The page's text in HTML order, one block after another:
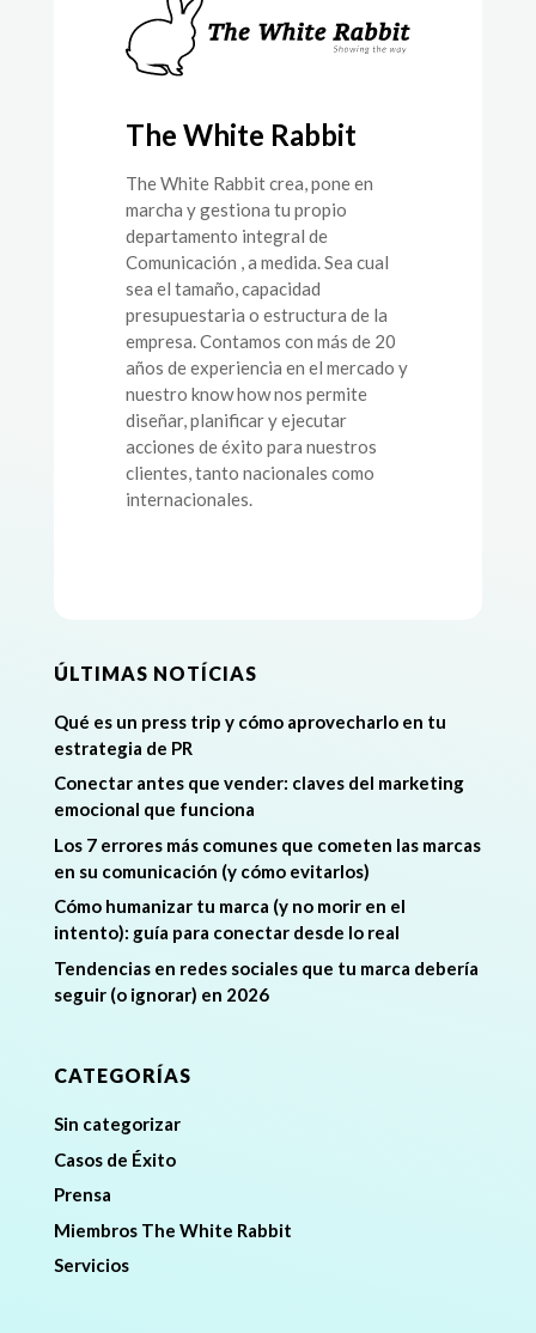
The White Rabbit
The White Rabbit crea, pone en
marcha y gestiona tu propio
departamento integral de
Comunicación , a medida. Sea cual
sea el tamaño, capacidad
presupuestaria o estructura de la
empresa. Contamos con más de 20
años de experiencia en el mercado y
nuestro know how nos permite
diseñar, planificar y ejecutar
acciones de éxito para nuestros
clientes, tanto nacionales como
internacionales.
ÚLTIMAS NOTÍCIAS
Qué es un press trip y cómo aprovecharlo en tu
estrategia de PR
Conectar antes que vender: claves del marketing
emocional que funciona
Los 7 errores más comunes que cometen las marcas
en su comunicación (y cómo evitarlos)
Cómo humanizar tu marca (y no morir en el
intento): guía para conectar desde lo real
Tendencias en redes sociales que tu marca debería
seguir (o ignorar) en 2026
CATEGORÍAS
Sin categorizar
Casos de Éxito
Prensa
Miembros The White Rabbit
Servicios